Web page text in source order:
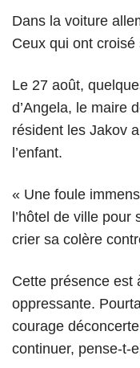
Dans la voiture
Ceux qui ont croisé
Le 27 août,
d’Angela, le maire
résident les Jakov
l’enfant.
« Une foule
l’hôtel de ville
crier sa colère
Cette présence est
oppressante.
courage
continuer, pense-t-